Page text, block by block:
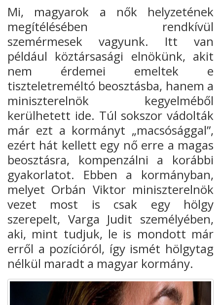
Mi, magyarok a nők helyzetének
megítélésében rendkívül
szemérmesek vagyunk. Itt van
például köztársasági elnökünk, akit
nem érdemei emeltek e
tiszteletreméltó beosztásba, hanem a
miniszterelnök kegyelméből
kerülhetett ide. Túl sokszor vádolták
már ezt a kormányt „macsósággal”,
ezért hát kellett egy nő erre a magas
beosztásra, kompenzálni a korábbi
gyakorlatot. Ebben a kormányban,
melyet Orbán Viktor miniszterelnök
vezet most is csak egy hölgy
szerepelt, Varga Judit személyében,
aki, mint tudjuk, le is mondott már
erről a pozícióról, így ismét hölgytag
nélkül maradt a magyar kormány.